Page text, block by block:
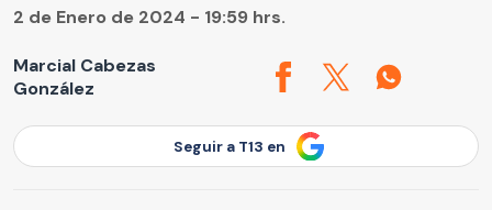
Marcial Cabezas
González
2 de Enero de 2024 - 19:59 hrs.
Seguir a T13 en